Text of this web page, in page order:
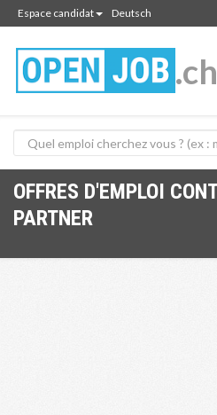
Espace candidat Deutsch
.ch
OFFRES D'EMPLOI
PARTNER